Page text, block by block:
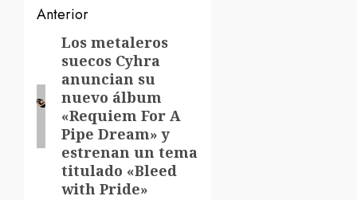
Navegación
de
entradas
Anterior
Entrada
anterior:
Los metaleros
suecos Cyhra
anuncian su
nuevo álbum
«Requiem For A
Pipe Dream» y
estrenan un tema
titulado «Bleed
with Pride»